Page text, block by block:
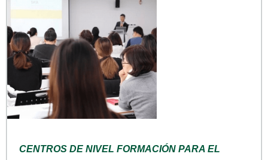
CENTROS DE NIVEL FORMACIÓN PARA EL